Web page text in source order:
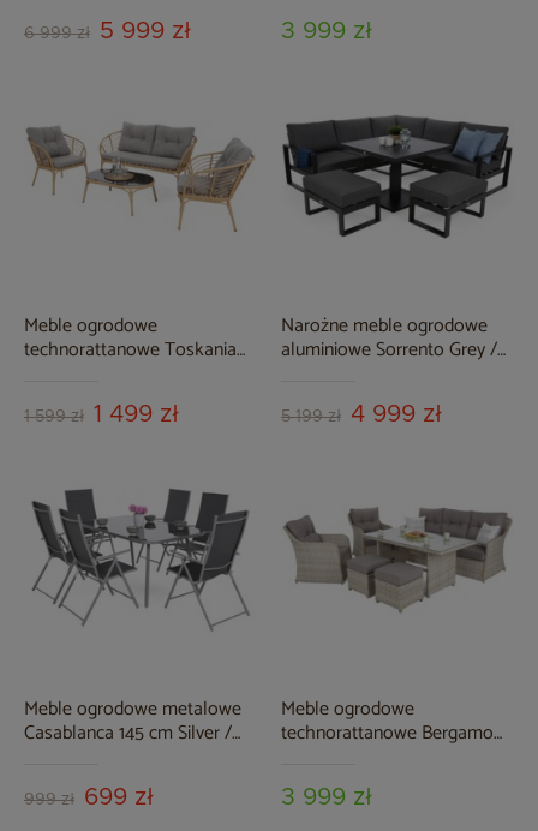
6 999 zł 5 999 zł Window Grey 12+1
3 999 zł
Meble ogrodowe
technorattanowe Toskania
1 599 zł 1 499 zł
Narożne meble ogrodowe
aluminiowe Sorrento Grey /
5 199 zł 4 999 zł
Meble ogrodowe metalowe
Casablanca 145 cm Silver /
999 zł 699 zł
Meble ogrodowe
technorattanowe Bergamo
3 999 zł